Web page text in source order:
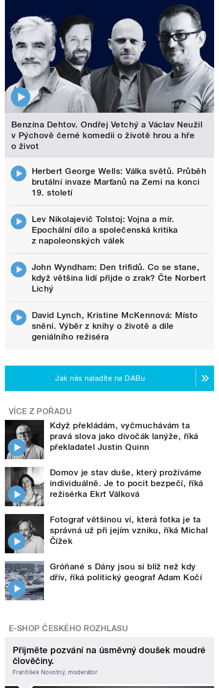
Benzína Dehtov. Ondřej Vetchý a Václav Neužil
v Pýchově černé komedii o životě hrou a hře
o život
Herbert George Wells: Válka světů. Průběh
brutální invaze Marťanů na Zemi na konci
19. století
Lev Nikolajevič Tolstoj: Vojna a mír.
Epochální dílo a společenská kritika
z napoleonských válek
John Wyndham: Den trifidů. Co se stane,
když většina lidí přijde o zrak? Čte Norbert
Lichý
David Lynch, Kristine McKennová: Místo
snění. Výběr z knihy o životě a díle
geniálního režiséra
Jak nás naladíte na DABu
VÍCE Z POŘADU
Když překládám, vyčmuchávám ta
pravá slova jako divočák lanýže, říká
překladatel Justin Quinn
Domov je stav duše, který prožíváme
individuálně. Je to pocit bezpečí, říká
režisérka Ekrt Válková
Fotograf většinou ví, která fotka je ta
správná už při jejím vzniku, říká Michal
Čížek
Gróňané s Dány jsou si blíž než kdy
dřív, říká politický geograf Adam Kočí
E-SHOP ČESKÉHO ROZHLASU
Přijměte pozvání na úsměvný doušek moudré
člověčiny.
František Novotný, moderátor